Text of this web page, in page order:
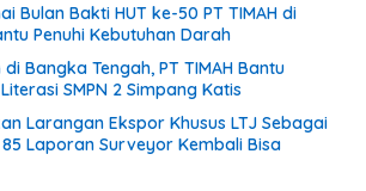
Bulan Bakti HUT ke-50 PT TIMAH di
Penuhi Kebutuhan Darah
Bangka Tengah, PT TIMAH Bantu
SMPN 2 Simpang Katis
Larangan Ekspor Khusus LTJ Sebagai
Laporan Surveyor Kembali Bisa